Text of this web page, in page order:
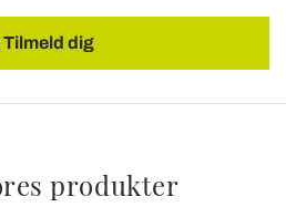
Tilmeld dig
produkter